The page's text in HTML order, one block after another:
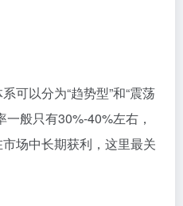
可以分为“趋势型”和“震荡
般只有30%-40%左右，
场中长期获利，这里最关